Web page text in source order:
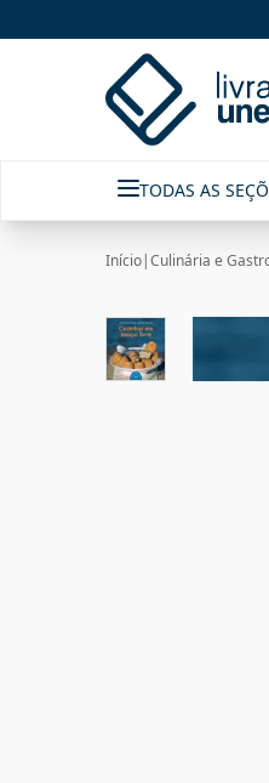
TODAS AS
Início|Culinária e